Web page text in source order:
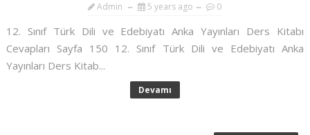
Admin 5 years ago 0
12. Sınıf Türk Dili ve Edebiyatı Anka Yayınları Ders Kitabı
Cevapları Sayfa 150 12. Sınıf Türk Dili ve Edebiyatı Anka
Yayınları Ders Kitab...
Devamı